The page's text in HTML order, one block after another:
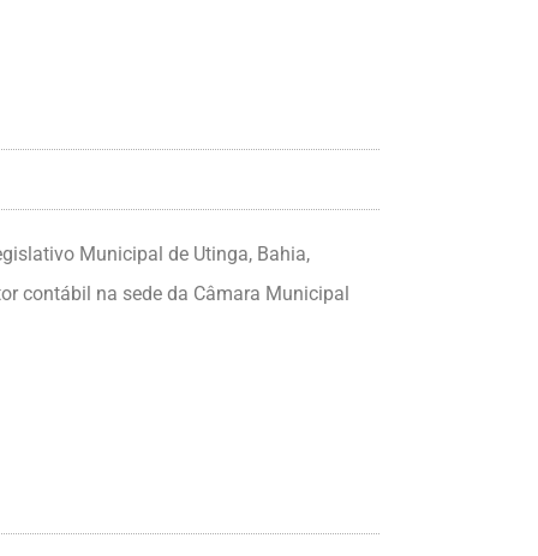
Municipal de Utinga, Bahia,
contábil na sede da Câmara Municipal